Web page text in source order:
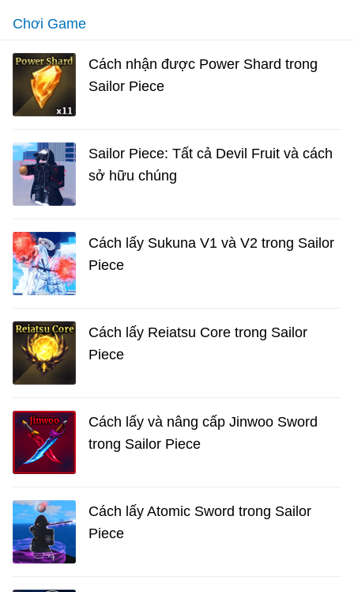
Chơi Game
Cách nhận được Power Shard trong
Sailor Piece
Sailor Piece: Tất cả Devil Fruit và cách
sở hữu chúng
Cách lấy Sukuna V1 và V2 trong Sailor
Piece
Cách lấy Reiatsu Core trong Sailor
Piece
Cách lấy và nâng cấp Jinwoo Sword
trong Sailor Piece
Cách lấy Atomic Sword trong Sailor
Piece